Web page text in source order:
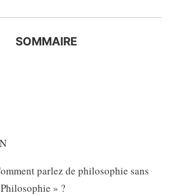
SOMMAIRE
parlez de philosophie sans
» ?